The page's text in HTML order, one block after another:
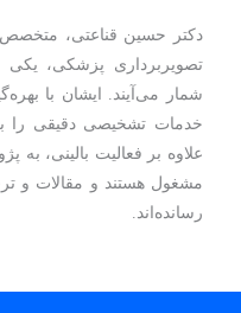
دکتر حسین قناعتی، متخصص
تصویربرداری پزشکی،
شمار می‌آیند. ایشان با
خدمات تشخیصی دقیقی را به
علاوه بر فعالیت بالینی، به
مشغول هستند و مقالات و
رسانده‌اند.